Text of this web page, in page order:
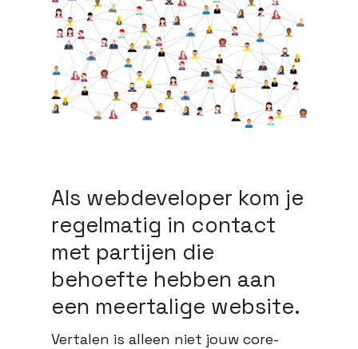
Als webdeveloper kom je
regelmatig in contact
met partijen die
behoefte hebben aan
een meertalige website.
Vertalen is alleen niet jouw core-